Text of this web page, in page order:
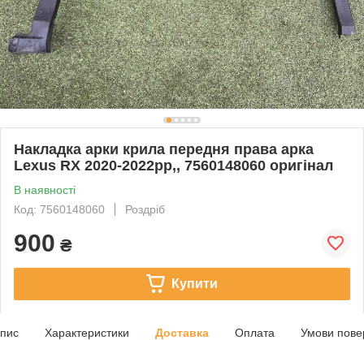
Накладка арки крила передня права арка
Lexus RX 2020-2022рр,, 7560148060 оригінал
В наявності
Код: 7560148060
Роздріб
900 ₴
Купити
Характеристики Доставка Оплата Умови